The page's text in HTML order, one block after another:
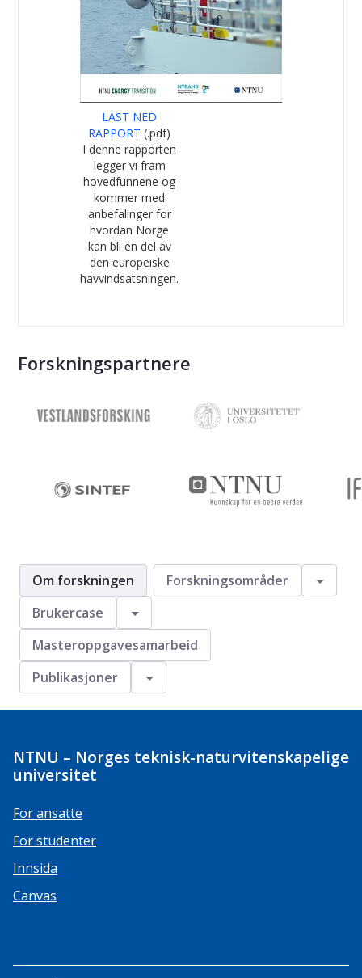
LAST NED
RAPPORT (.pdf)
I denne rapporten
legger vi fram
hovedfunnene og
kommer med
anbefalinger for
hvordan Norge
kan bli en del av
den europeiske
havvindsatsningen.
Forskningspartnere
Om forskningen Forskningsområder
Brukercase
Veksle
Masteroppgavesamarbeid
Publikasjoner
Veksle
NTNU – Norges teknisk-naturvitenskapelige
universitet
For ansatte
For studenter
Innsida
Canvas